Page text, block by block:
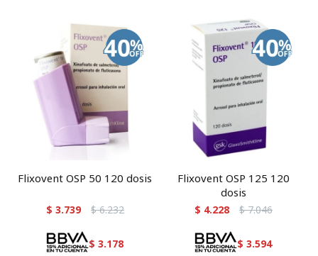
Flixovent OSP 50 120 dosis
$ 3.739 $ 6.232
$ 3.178
Flixovent OSP 125 120
dosis
$ 4.228 $ 7.046
$ 3.594